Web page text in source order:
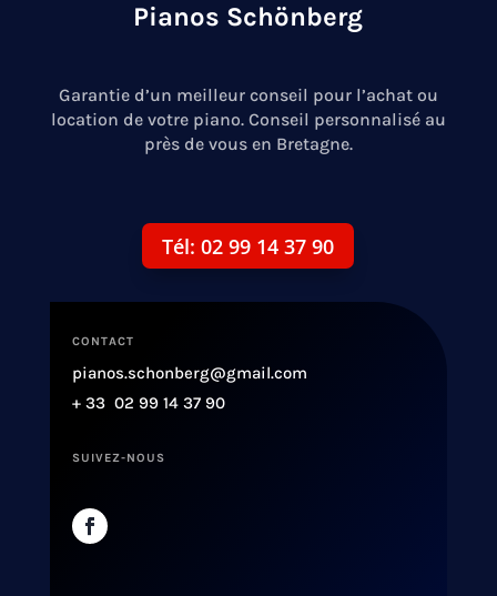
Pianos Schönberg
Garantie d’un meilleur conseil pour l’achat ou
location de votre piano. Conseil personnalisé au
près de vous en Bretagne.
Tél: 02 99 14 37 90
CONTACT
pianos.schonberg@gmail.com
+ 33 02 99 14 37 90
SUIVEZ-NOUS